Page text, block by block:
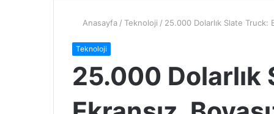
Anasayfa / Teknoloji / 25.000 Dolarlık Slate Truck:
Teknoloji
25.000 Dolarlık